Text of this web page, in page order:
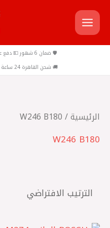
تخطي
إلى
المحتوى
🛡️ ضمان 6 شهور 💵 دفع عند الاستلام 🔄 استبدال سهل
🚚 شحن القاهرة 24 ساعة 📦 شحن المحافظات 72 ساعة
الرئيسية/ W246 B180
W246 B180